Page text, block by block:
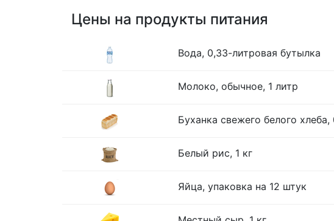
Цены на продукты питания
Вода, 0,33-литровая бутылка
Молоко, обычное, 1 литр
Буханка свежего белого хлеба,
Белый рис, 1 кг
Яйца, упаковка на 12 штук